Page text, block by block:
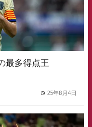
最多得点王
25年8月4日
badge